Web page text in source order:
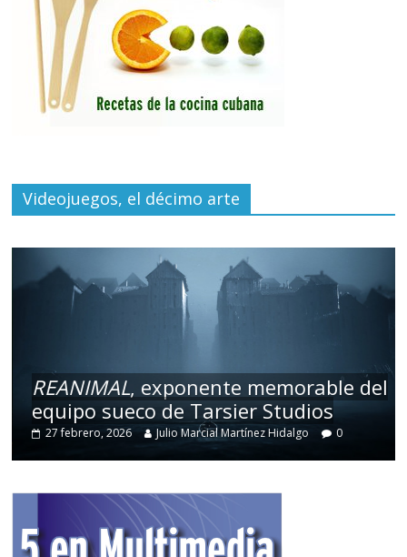
Videojuegos, el décimo arte
REANIMAL, exponente memorable del
equipo sueco de Tarsier Studios
27 febrero, 2026 Julio Marcial Martínez Hidalgo 0